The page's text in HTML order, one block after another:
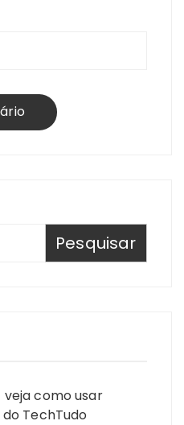
Pesquisar
veja como usar
TechTudo